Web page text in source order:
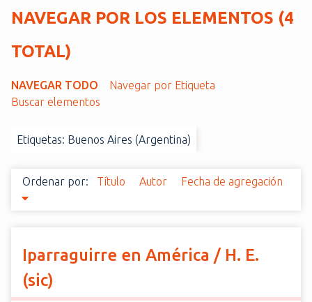
NAVEGAR POR LOS ELEMENTOS (4
TOTAL)
NAVEGAR TODO
Navegar por Etiqueta
Buscar elementos
Etiquetas: Buenos Aires (Argentina)
Ordenar por: Título Autor Fecha de agregación
Iparraguirre en América / H. E.
(sic)